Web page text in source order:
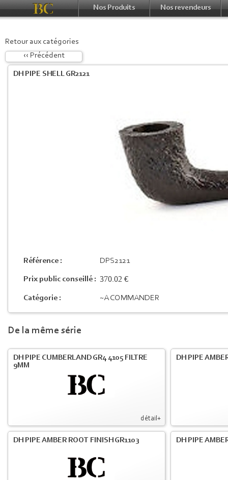
Nos Produits Nos revendeurs
Retour aux catégories
‹‹ Précédent
DH PIPE SHELL GR2121
Référence : DPS2121
Prix public conseillé : 370.02 €
Catégorie : ~A COMMANDER
De la même série
détail+
DH PIPE CUMBERLAND GR4 4105 FILTRE
9MM
DH PIPE
DH PIPE AMBER ROOT FINISH GR1103 DH PIPE